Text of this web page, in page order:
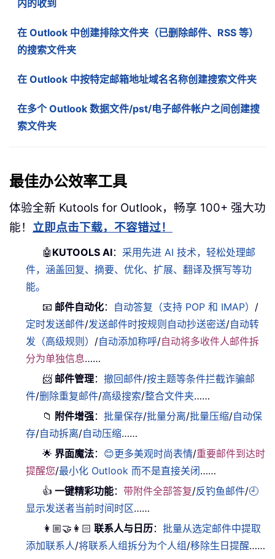
内的收到
在 Outlook 中创建排除文件夹（已删除邮件、RSS 等）
的搜索文件夹
在 Outlook 中按特定邮箱地址域名名称创建搜索文件夹
在多个 Outlook 数据文件/pst/电子邮件帐户之间创建搜
索文件夹
最佳办公效率工具
体验全新 Kutools for Outlook，畅享 100+ 强大功
能！ 立即点击下载，不容错过！
🤖 KUTOOLS AI： 采用先进 AI 技术，轻松处理邮
件，涵盖回复、摘要、优化、扩展、翻译及撰写等功
能。
📧 邮件自动化： 自动答复（支持 POP 和 IMAP） /
定时发送邮件/发送邮件时按规则自动抄送密送/自动转
发（高级规则） /自动添加称呼/自动将多收件人邮件拆
分为单独信息……
📨 邮件管理：撤回邮件/按主题等条件拦截诈骗邮
件/删除重复邮件/高级搜索/整合文件夹……
📁 附件增强：批量保存/批量分离/批量压缩/自动保
存/自动拆离/自动压缩……
🌟 界面魔法： 😊更多美观时尚表情/重要邮件到达时
提醒您/最小化 Outlook 而不是直接关闭……
👍 一键精彩功能：带附件全部答复/反钓鱼邮件/🕘
显示发送者当前时间时区……
👩🏼‍🤝‍👩🏻 联系人与日历：批量从选定邮件中提取
添加联系人/将联系人组拆分为个人组 /移除生日提醒……